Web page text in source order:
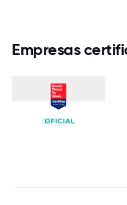
Empresas